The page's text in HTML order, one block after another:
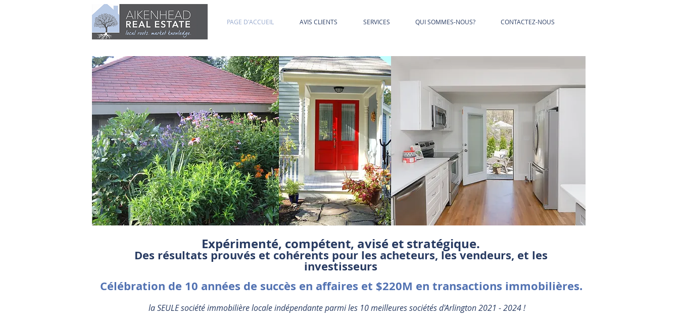
AIKENHEAD
REAL ESTATE PAGE D'ACCUEIL AVIS CLIENTS SERVICES QUI SOMMES-NOUS? CONTACTEZ-NOUS
Expérimenté, compétent, avisé et stratégique.
Des résultats prouvés et cohérents pour les acheteurs, les vendeurs, et les
investisseurs
Célébration de 10 années de succès en affaires et $220M en transactions immobilières.
la SEULE société immobilière locale indépendante parmi les 10 meilleures sociétés d'Arlington 2021 - 2024 !